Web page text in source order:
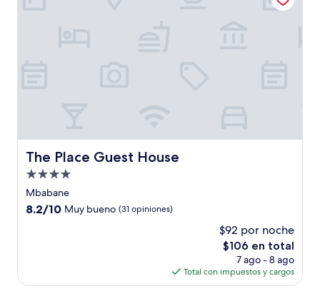
The Place Guest House
The Place Guest House
Propiedad
de
4.0
Mbabane
8.2
opiniones)
8.2/10 Muy bueno (31 opiniones)
$92 por noche
El
precio
actual
es
$106 en total
7 ago - 8 ago
Total con impuestos y cargos